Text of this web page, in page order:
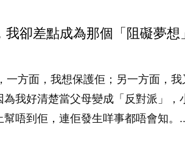
我卻差點成為那個「阻礙夢想
一方面，我想保護佢；另一方面，
我好清楚當父母變成「反對派」，
唔到佢，連佢發生咩事都唔會知。